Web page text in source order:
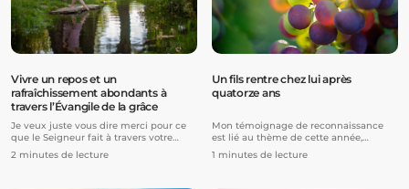
Vivre un repos et un
rafraîchissement abondants à
travers l’Évangile de la grâce
Je veux juste vous dire merci pour ce
que le Seigneur fait à travers votre
ministère. Lorsque je suis tombée sur
votre émission il y a presque deux ans,
2 minutes de lecture
Un fils rentre chez lui après
quatorze ans
Mon témoignage de reconnaissance
est lié au thème de cette année,
l'année de Sa restauration, sur lequel le
Pasteur Joseph Prince a prêché.
1 minutes de lecture